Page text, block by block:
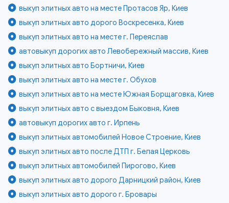
выкуп элитных авто на месте Протасов Яр, Киев
выкуп элитных авто дорого Воскресенка, Киев
выкуп элитных авто на месте г. Переяслав
автовыкуп дорогих авто Левобережный массив, Киев
выкуп элитных авто Бортничи, Киев
выкуп элитных авто на месте г. Обухов
выкуп элитных авто на месте Южная Борщаговка, Киев
выкуп элитных авто с выездом Быковня, Киев
автовыкуп дорогих авто г. Ирпень
выкуп элитных автомобилей Новое Строение, Киев
выкуп элитных авто после ДТП г. Белая Церковь
выкуп элитных автомобилей Пирогово, Киев
выкуп элитных авто дорого Дарницкий район, Киев
выкуп элитных авто дорого г. Бровары